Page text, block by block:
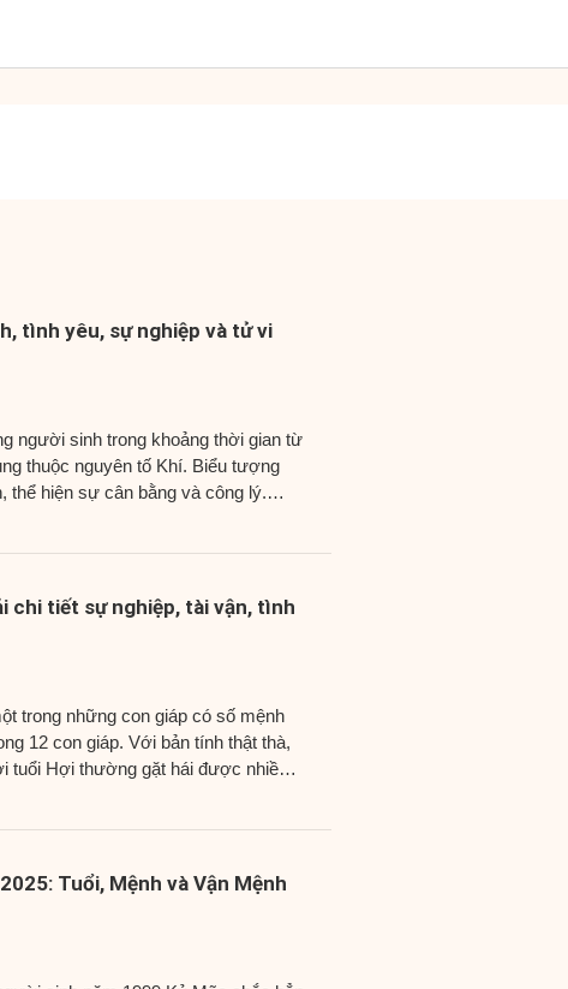
tình yêu, sự nghiệp và tử vi
người sinh trong khoảng thời gian từ
thuộc nguyên tố Khí. Biểu tượng
thể hiện sự cân bằng và công lý.
chi tiết sự nghiệp, tài vận, tình
trong những con giáp có số mệnh
12 con giáp. Với bản tính thật thà,
tuổi Hợi thường gặt hái được nhiều
Tuổi, Mệnh và Vận Mệnh